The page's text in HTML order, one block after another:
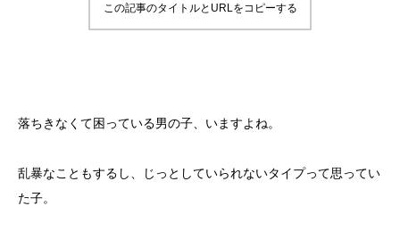
この記事のタイトルとURLをコピーする
落ちきなくて困っている男の子、いますよね。
乱暴なこともするし、じっとしていられないタイプって思ってい
た子。